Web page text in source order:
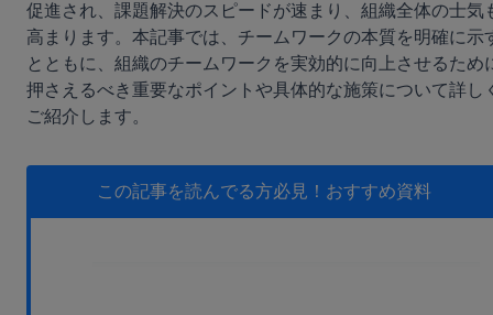
セミナー
お役立ち資料
資料ダウンロード
促進され、課題解決のスピードが速まり、組織全体の士気
高まります。本記事では、チームワークの本質を明確に示
とともに、組織のチームワークを実効的に向上させるため
押さえるべき重要なポイントや具体的な施策について詳し
ご紹介します。
この記事を読んでる方必見！ おすすめ資料